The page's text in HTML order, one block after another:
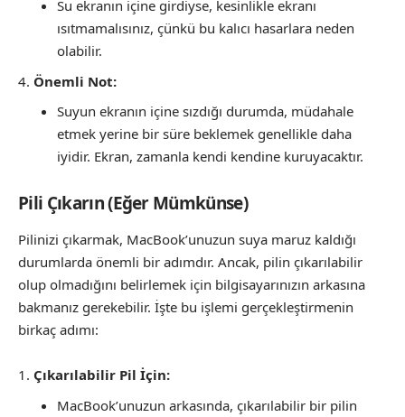
Su ekranın içine girdiyse, kesinlikle ekranı
ısıtmamalısınız, çünkü bu kalıcı hasarlara neden
olabilir.
Önemli Not:
Suyun ekranın içine sızdığı durumda, müdahale
etmek yerine bir süre beklemek genellikle daha
iyidir. Ekran, zamanla kendi kendine kuruyacaktır.
Pili Çıkarın (Eğer Mümkünse)
Pilinizi çıkarmak, MacBook’unuzun suya maruz kaldığı
durumlarda önemli bir adımdır. Ancak, pilin çıkarılabilir
olup olmadığını belirlemek için bilgisayarınızın arkasına
bakmanız gerekebilir. İşte bu işlemi gerçekleştirmenin
birkaç adımı:
Çıkarılabilir Pil İçin:
MacBook’unuzun arkasında, çıkarılabilir bir pilin